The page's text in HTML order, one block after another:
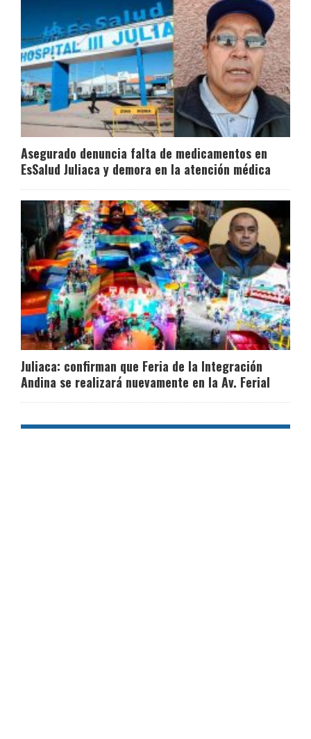
Asegurado denuncia falta de medicamentos en
EsSalud Juliaca y demora en la atención médica
Juliaca: confirman que Feria de la Integración
Andina se realizará nuevamente en la Av. Ferial